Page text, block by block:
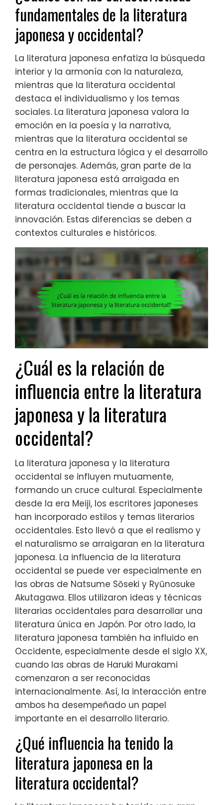
fundamentales de la literatura
japonesa y occidental?
La literatura japonesa enfatiza la búsqueda
interior y la armonía con la naturaleza,
mientras que la literatura occidental
destaca el individualismo y los temas
sociales. La literatura japonesa valora la
emoción en la poesía y la narrativa,
mientras que la literatura occidental se
centra en la estructura lógica y el desarrollo
de personajes. Además, gran parte de la
literatura japonesa está arraigada en
formas tradicionales, mientras que la
literatura occidental tiende a buscar la
innovación. Estas diferencias se deben a
contextos culturales e históricos.
¿Cuál es la relación de
influencia entre la literatura
japonesa y la literatura
occidental?
La literatura japonesa y la literatura
occidental se influyen mutuamente,
formando un cruce cultural. Especialmente
desde la era Meiji, los escritores japoneses
han incorporado estilos y temas literarios
occidentales. Esto llevó a que el realismo y
el naturalismo se arraigaran en la literatura
japonesa. La influencia de la literatura
occidental se puede ver especialmente en
las obras de Natsume Sōseki y Ryūnosuke
Akutagawa. Ellos utilizaron ideas y técnicas
literarias occidentales para desarrollar una
literatura única en Japón. Por otro lado, la
literatura japonesa también ha influido en
Occidente, especialmente desde el siglo XX,
cuando las obras de Haruki Murakami
comenzaron a ser reconocidas
internacionalmente. Así, la interacción entre
ambos ha desempeñado un papel
importante en el desarrollo literario.
¿Qué influencia ha tenido la
literatura japonesa en la
literatura occidental?